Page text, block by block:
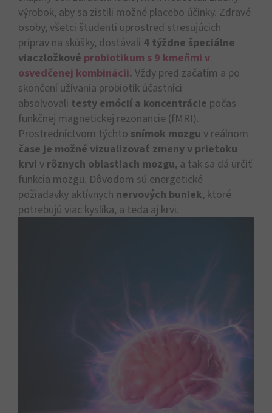
výrobok, aby sa zistili možné placebo účinky. Zdravé
osoby, všetci študenti uprostred stresujúcich
príprav na skúšky, dostávali 4 týždne špeciálne
viaczložkové probiotikum s 9 kmeňmi v
osvedčenej kombinácii. Vždy pred začatím a po
skončení užívania probiotík účastníci
absolvovali testy emócií a koncentrácie počas
funkčnej magnetickej rezonancie (fMRI).
Prostredníctvom týchto snímok mozgu v reálnom
čase je možné vizualizovať zmeny v prietoku
krvi v rôznych oblastiach mozgu, a tak sa dá určiť
funkcia mozgu. Dôvodom sú energetické
požiadavky aktívnych nervových buniek, ktoré
potrebujú viac kyslíka, a teda aj krvi.